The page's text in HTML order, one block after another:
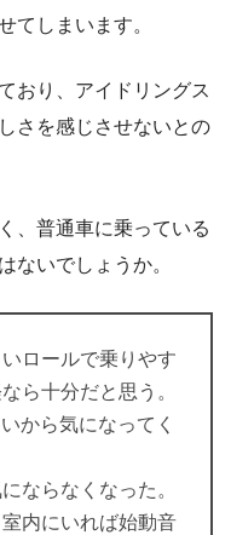
てしまいます。
おり、アイドリングス
さを感じさせないとの
、普通車に乗っている
ないでしょうか。
ロールで乗りやす
ら十分だと思う。
から気になってく
ならなくなった。
内にいれば始動音